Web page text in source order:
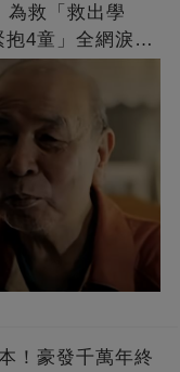
為救「救出學
4童」全網淚
！豪發千萬年終